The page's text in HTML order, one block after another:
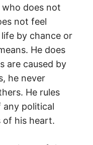
does not
not feel
by chance or
He does
are caused by
he never
He rules
political
of his heart.